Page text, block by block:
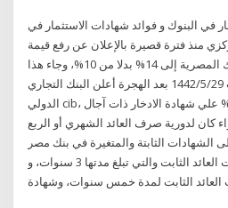
في البنوك و فوائد شهادات الاستثمار في
منذ فترة قصيرة بالإعلان عن رفع قيمة
الاحتياطي الإلزامي في البنوك المصرية إلى 14% بدلا من 10%، وجاء هذا
القرار من قبل البنك لسحب 29‏‏/5‏‏/1442 بعد الهجرة أعلن البنك التجاري
الدولي cib، تخفيض سعر الفائدة بنسبة 1% علي شهادة الادخار ذات آجال
كان لدورية صرف العائد الشهري أو الربع
الشهادات الثابتة والمتغيرة في بنك مصر
القمة، وأمان المصريين، ذات العائد الثابت والتي تبلغ مدتها 3 سنوات، و
العائد الثابت لمدة خمس سنوات، وشهادة